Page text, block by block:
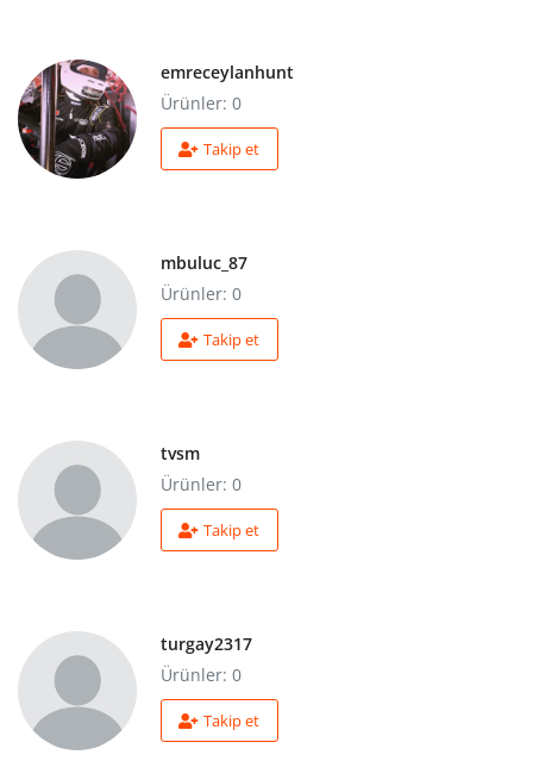
emreceylanhunt
Ürünler: 0
Takip et
mbuluc_87
Ürünler: 0
Takip et
tvsm
Ürünler: 0
Takip et
turgay2317
Ürünler: 0
Takip et